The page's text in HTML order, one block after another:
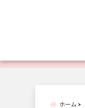
ホーム